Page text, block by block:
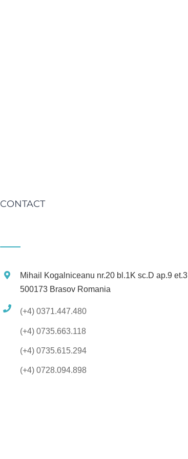
CONTACT
Mihail Kogalniceanu nr.20 bl.1K sc.D ap.9 et.3
500173 Brasov Romania
(+4) 0371.447.480
(+4) 0735.663.118
(+4) 0735.615.294
(+4) 0728.094.898